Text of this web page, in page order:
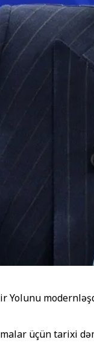
üçün tarixi